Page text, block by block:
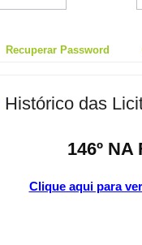
Recuperar Password
Histórico das
146º NA
Clique aqui para